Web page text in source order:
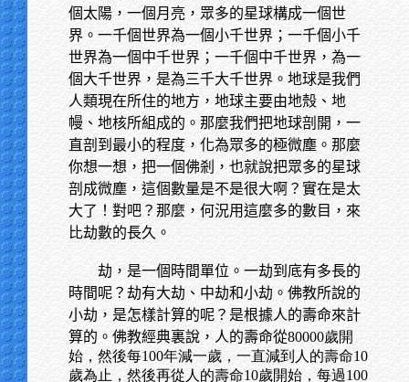
個太陽，一個月亮，眾多的星球構成一個世
界。一千個世界為一個小千世界；一千個小千
世界為一個中千世界；一千個中千世界，為一
個大千世界，是為三千大千世界。地球是我們
人類現在所住的地方，地球主要由地殼、地
幔、地核所組成的。那麼我們把地球剖開，一
直剖到最小的程度，化為眾多的極微塵。那麼
你想一想，把一個佛剎，也就說把眾多的星球
剖成微塵，這個數量是不是很大啊？實在是太
大了！對吧？那麼，何況用這麼多的數目，來
比劫數的長久。
劫，是一個時間單位。一劫到底有多長的
時間呢？劫有大劫、中劫和小劫。佛教所說的
小劫，是怎樣計算的呢？是根據人的壽命來計
算的。佛教經典裏說，人的壽命從80000歲開
始，然後每100年減一歲，一直減到人的壽命10
歲為止，然後再從人的壽命10歲開始，每過100